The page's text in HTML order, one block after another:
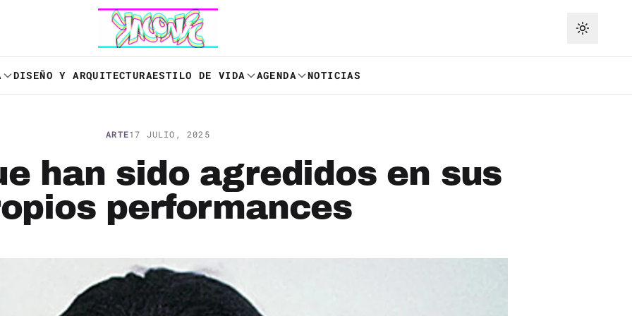
DISEÑO Y ARQUITECTURAESTILO DE VIDA AGENDA NOTICIAS
ARTE17 JULIO, 2025
han sido agredidos en sus
performances